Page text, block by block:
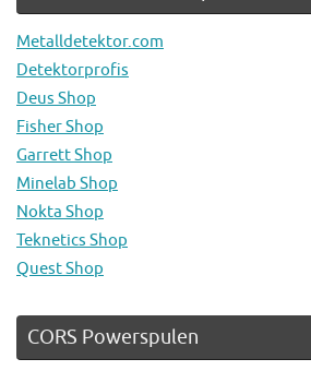
Metalldetektor.com
Detektorprofis
Deus Shop
Fisher Shop
Garrett Shop
Minelab Shop
Nokta Shop
Teknetics Shop
Quest Shop
CORS Powerspulen